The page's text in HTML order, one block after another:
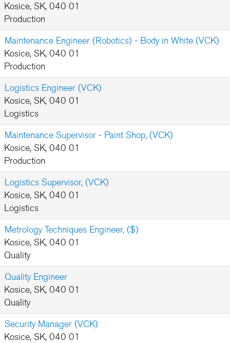
Kosice, SK, 040 01
Production
Maintenance Engineer (Robotics) - Body in White (VCK)
Kosice, SK, 040 01
Production
Logistics Engineer (VCK)
Kosice, SK, 040 01
Logistics
Maintenance Supervisor - Paint Shop, (VCK)
Kosice, SK, 040 01
Production
Logistics Supervisor, (VCK)
Kosice, SK, 040 01
Logistics
Metrology Techniques Engineer, ($)
Kosice, SK, 040 01
Quality
Quality Engineer
Kosice, SK, 040 01
Quality
Security Manager (VCK)
Kosice, SK, 040 01